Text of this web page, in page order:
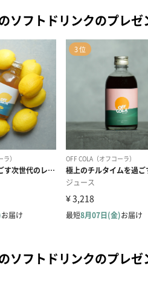
ソフトドリンクのプレ
ソフトドリンクのプレ